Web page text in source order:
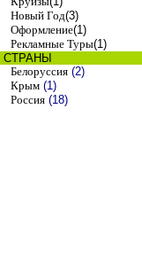
Новый Год(3)
Оформление(1)
Рекламные Туры(1)
СТРАНЫ
Белоруссия (2)
Крым (1)
Россия (18)